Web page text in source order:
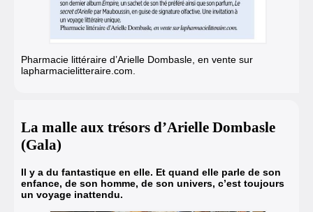
Pharmacie littéraire d’Arielle Dombasle, en vente sur
lapharmacielitteraire.com.
La malle aux trésors d’Arielle Dombasle
(Gala)
Il y a du fantastique en elle. Et quand elle parle de son
enfance, de son homme, de son univers, c’est toujours
un voyage inattendu.